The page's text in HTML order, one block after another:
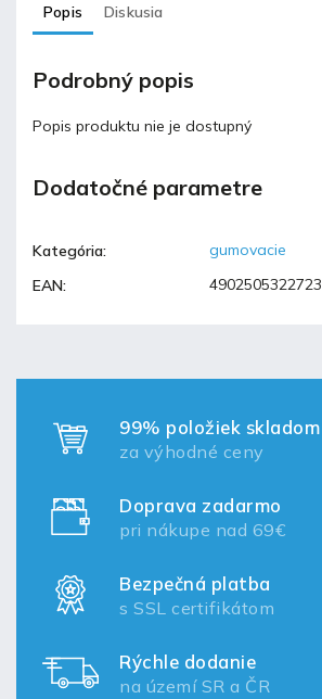
Popis Diskusia
Podrobný popis
Popis produktu nie je dostupný
Dodatočné parametre
Kategória:
gumovacie
EAN: 4902505322723
99% položiek skladom
za výhodné ceny
Doprava zadarmo
pri nákupe nad 69€
Bezpečná platba
s SSL certifikátom
Rýchle dodanie
na území SR a ČR